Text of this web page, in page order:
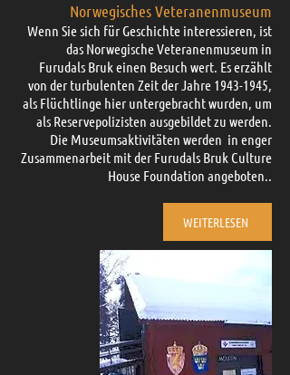
Norwegisches Veteranenmuseum
Wenn Sie sich für Geschichte interessieren, ist
das Norwegische Veteranenmuseum in
Furudals Bruk einen Besuch wert. Es erzählt
von der turbulenten Zeit der Jahre 1943-1945,
als Flüchtlinge hier untergebracht wurden, um
als Reservepolizisten ausgebildet zu werden.
Die Museumsaktivitäten werden in enger
Zusammenarbeit mit der Furudals Bruk Culture
House Foundation angeboten..
WEITERLESEN